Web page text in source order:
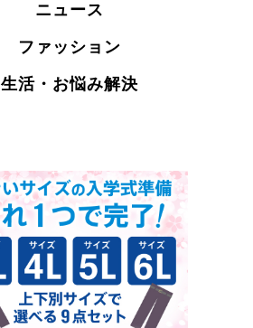
ニュース
ファッション
生活・お悩み解決